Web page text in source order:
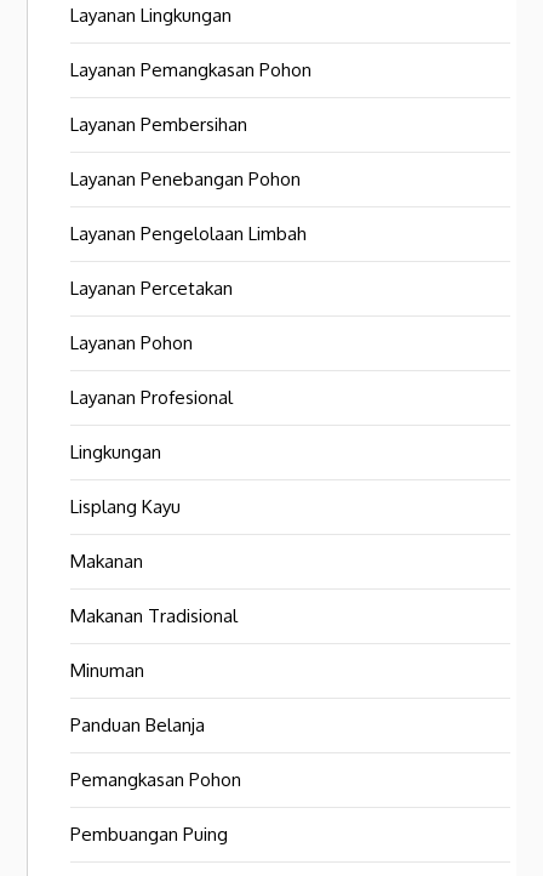
Layanan Lingkungan
Layanan Pemangkasan Pohon
Layanan Pembersihan
Layanan Penebangan Pohon
Layanan Pengelolaan Limbah
Layanan Percetakan
Layanan Pohon
Layanan Profesional
Lingkungan
Lisplang Kayu
Makanan
Makanan Tradisional
Minuman
Panduan Belanja
Pemangkasan Pohon
Pembuangan Puing